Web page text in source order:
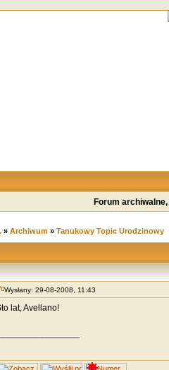
Forum
» Archiwum» Tanukowy Topic Urodzinowy
Wysłany: 29-08-2008, 11:43
lat, Avellano!